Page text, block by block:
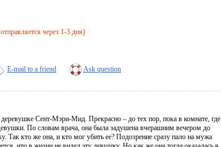
через 1-3 дня)
E-mail to a friend Ask question
Сент-Мэри-Мид. Прекрасно – до тех пор, пока в комнате, где
По словам врача, она была задушена вчерашним вечером до
Так кто же она, и кто мог убить ее? Подозрение сразу пало на мужа